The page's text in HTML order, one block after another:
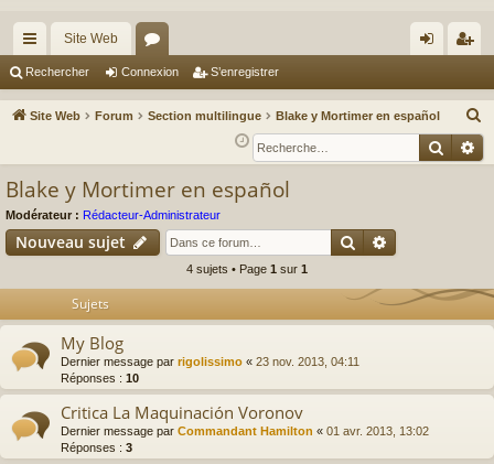
cc
ès
Site Web
or
u ne
xi
nr
eg
Rechercher Connexion S’enregistrer
Site Web Forum Section multilingue Blake y Mortimer en español
e
c
Blake y Mortimer en español
Modérateur : Rédacteur-Administrateur
Nouveau sujet Rechercher
4 sujets • Page 1 sur 1
Sujets
My Blog
Dernier message par rigolissimo « 23 nov. 2013, 04:11
Réponses : 10
Critica La Maquinación Voronov
Dernier message par Commandant Hamilton « 01 avr. 2013, 13:02
Réponses : 3